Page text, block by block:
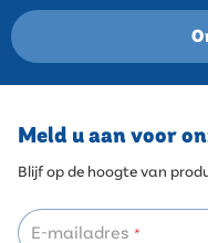
Meld u aan voor
Blijf op de hoogte van
E-mailadres *